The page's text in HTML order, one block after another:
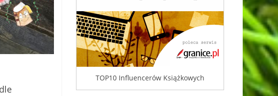
TOP10 Influencerów Książkowych